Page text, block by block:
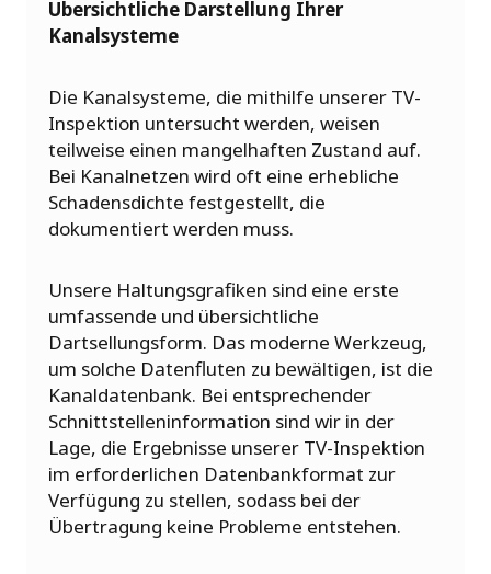
Übersichtliche Darstellung Ihrer
Kanalsysteme
Die Kanalsysteme, die mithilfe unserer TV-
Inspektion untersucht werden, weisen
teilweise einen mangelhaften Zustand auf.
Bei Kanalnetzen wird oft eine erhebliche
Schadensdichte festgestellt, die
dokumentiert werden muss.
Unsere Haltungsgrafiken sind eine erste
umfassende und übersichtliche
Dartsellungsform. Das moderne Werkzeug,
um solche Datenfluten zu bewältigen, ist die
Kanaldatenbank. Bei entsprechender
Schnittstelleninformation sind wir in der
Lage, die Ergebnisse unserer TV-Inspektion
im erforderlichen Datenbankformat zur
Verfügung zu stellen, sodass bei der
Übertragung keine Probleme entstehen.